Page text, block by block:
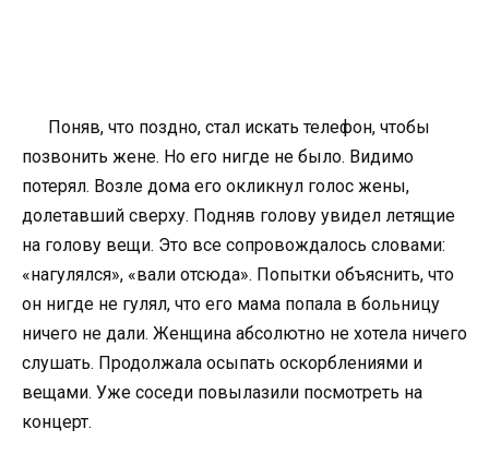
Поняв, что поздно, стал искать телефон, чтобы
позвонить жене. Но его нигде не было. Видимо
потерял. Возле дома его окликнул голос жены,
долетавший сверху. Подняв голову увидел летящие
на голову вещи. Это все сопровождалось словами:
«нагулялся», «вали отсюда». Попытки объяснить, что
он нигде не гулял, что его мама попала в больницу
ничего не дали. Женщина абсолютно не хотела ничего
слушать. Продолжала осыпать оскорблениями и
вещами. Уже соседи повылазили посмотреть на
концерт.